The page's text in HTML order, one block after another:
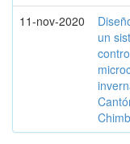
11-nov-2020
un